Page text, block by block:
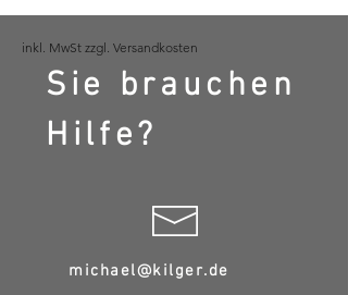
inkl. MwSt zzgl. Versandkosten
Sie brauchen
Hilfe?
michael@kilger.de